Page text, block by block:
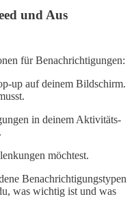
und Aus
für Benachrichtigungen:
up auf deinem Bildschirm.
in deinem Aktivitäts-
möchtest.
Benachrichtigungstypen
was wichtig ist und was